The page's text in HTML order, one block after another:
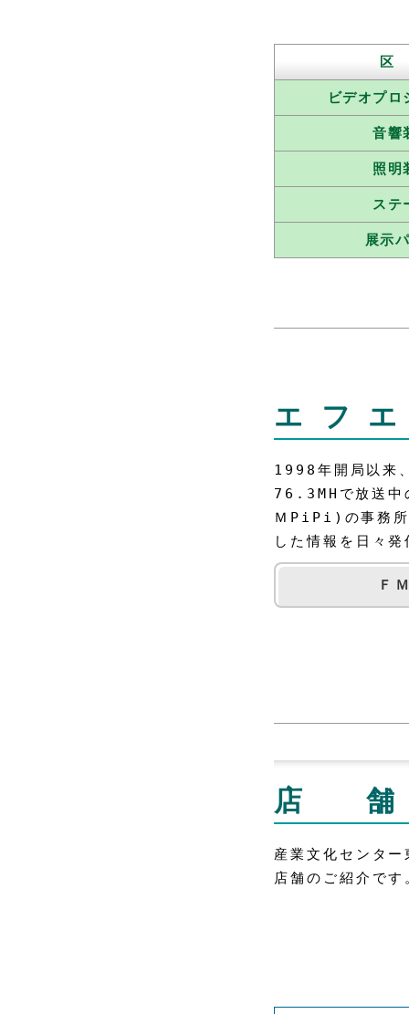
区
ビデオプロ
音響
照明
ステ
展示
エフ
1998年開局以来
76.3MHで放送中
ＭPiPi)の事務所
した情報を日々
Ｆ
店
産業文化センタ
店舗のご紹介です